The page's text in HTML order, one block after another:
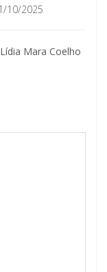
10/2025
Mara Coelho